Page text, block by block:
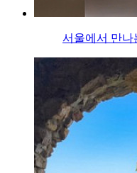
서울에서 만나